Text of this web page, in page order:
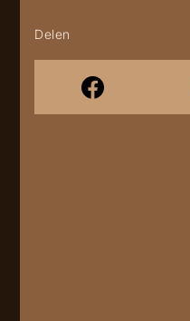
Delen